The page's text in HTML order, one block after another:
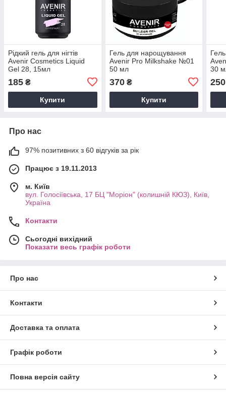
Рідкий гель для нігтів
Avenir Cosmetics Liquid
Gel 28, 15мл
185 ₴
Купити
Гель для нарощування
Avenir Pro Milkshake №01
50 мл
370₴
Купити
30
250
Про нас
97% позитивних з 60 відгуків за рік
Працює з 19.11.2013
м. Київ
вул. Голосіївська, 17 БЦ "Моріон" (колишній КЮЗ), Київ,
Україна
Контакти
Сьогодні вихідний
Показати весь графік роботи
Про нас
Контакти
Доставка та оплата
Графік роботи
Повна версія сайту